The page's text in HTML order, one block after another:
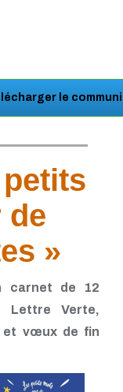
le
de
»
carnet de 12
Lettre Verte,
et vœux de fin